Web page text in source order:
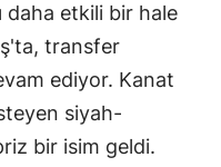
daha etkili bir hale
transfer
ediyor. Kanat
siyah-
bir isim geldi.